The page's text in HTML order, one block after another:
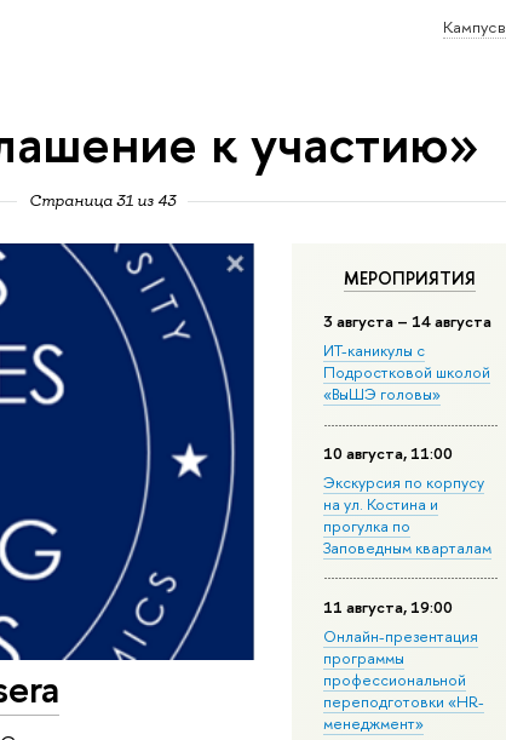
Кампус в
к участию»
Страница 31 из 43
МЕРОПРИЯТИЯ
3 августа – 14 августа
ИТ-каникулы с
Подростковой школой
«ВыШЭ головы»
10 августа, 11:00
Экскурсия по корпусу
на ул. Костина и
прогулка по
Заповедным кварталам
11 августа, 19:00
Онлайн-презентация
программы
профессиональной
переподготовки «HR-
менеджмент»